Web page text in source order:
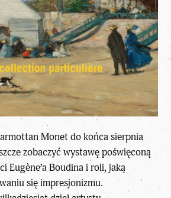
Monet do końca sierpnia
zobaczyć wystawę poświęconą
Eugène’a Boudina i roli, jaką
się impresjonizmu.